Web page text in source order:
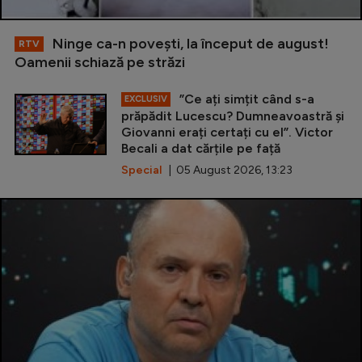
RTV
Ninge ca-n povești, la început de august!
Oamenii schiază pe străzi
EXCLUSIV
”Ce ați simțit când s-a
prăpădit Lucescu? Dumneavoastră și
Giovanni erați certați cu el”. Victor
Becali a dat cărțile pe față
Special | 05 August 2026, 13:23